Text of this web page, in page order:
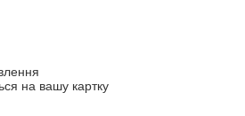
на вашу картку